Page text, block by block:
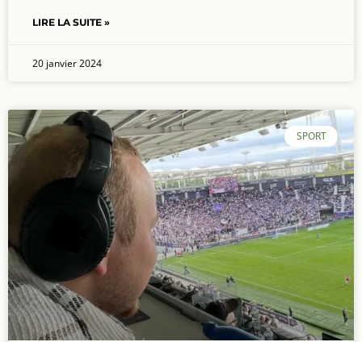
LIRE LA SUITE »
20 janvier 2024
SPORT